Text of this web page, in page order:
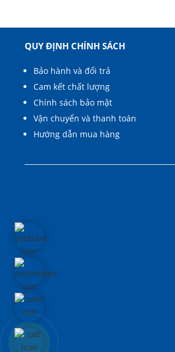
QUY ĐỊNH CHÍNH SÁCH
Bảo hành và đổi trả
Cam kết chất lượng
Chính sách bảo mật
Vận chuyển và thanh toán
Hướng dẫn mua hàng